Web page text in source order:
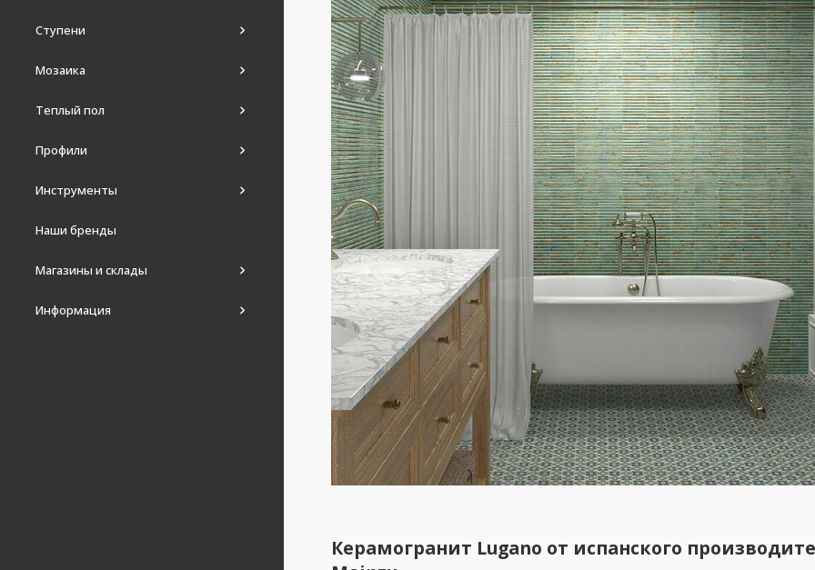
Ступени
Мозаика
Теплый пол
Профили
Инструменты
Наши бренды
Магазины и склады
Информация
Керамогранит Lugano от испанского